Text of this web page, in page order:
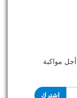
أجل مواكبة
اشترك